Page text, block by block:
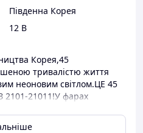
Південна Корея
12 В
Корея,45
тривалістю життя
неоновим світлом.ЦЕ 45
21011!У фарах
білий з відтінками